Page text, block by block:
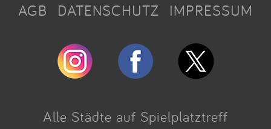
AGB DATENSCHUTZ IMPRESSUM
Alle Städte auf Spielplatztreff